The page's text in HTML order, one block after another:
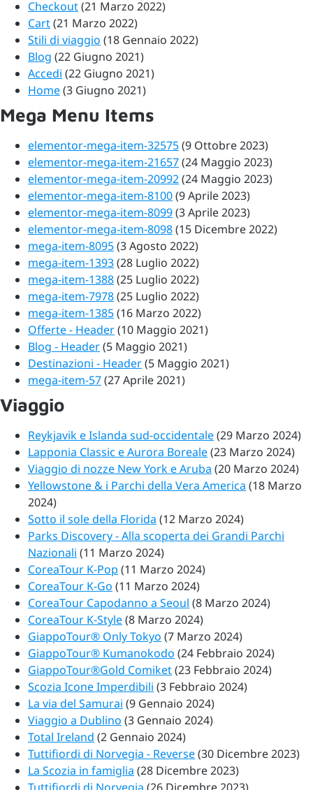
Checkout(21 Marzo 2022)
Cart(21 Marzo 2022)
Stili di viaggio (18 Gennaio 2022)
Blog (22 Giugno 2021)
Accedi (22 Giugno 2021)
Home(3 Giugno 2021)
Mega Menu Items
elementor-mega-item-32575(9 Ottobre 2023)
elementor-mega-item-21657(24 Maggio 2023)
elementor-mega-item-20992(24 Maggio 2023)
elementor-mega-item-8100(9 Aprile 2023)
elementor-mega-item-8099(3 Aprile 2023)
elementor-mega-item-8098(15 Dicembre 2022)
mega-item-8095(3 Agosto 2022)
mega-item-1393(28 Luglio 2022)
mega-item-1388(25 Luglio 2022)
mega-item-7978(25 Luglio 2022)
mega-item-1385(16 Marzo 2022)
Offerte - Header(10 Maggio 2021)
Blog - Header(5 Maggio 2021)
Destinazioni - Header(5 Maggio 2021)
mega-item-57(27 Aprile 2021)
Viaggio
Reykjavik e Islanda sud-occidentale(29 Marzo 2024)
Lapponia Classic e Aurora Boreale(23 Marzo 2024)
Viaggio di nozze New York e Aruba (20 Marzo 2024)
Yellowstone & i Parchi della Vera America (18 Marzo
2024)
Sotto il sole della Florida (12 Marzo 2024)
Parks Discovery - Alla scoperta dei Grandi Parchi
Nazionali (11 Marzo 2024)
CoreaTour K-Pop (11 Marzo 2024)
CoreaTour K-Go (11 Marzo 2024)
CoreaTour Capodanno a Seoul (8 Marzo 2024)
CoreaTour K-Style(8 Marzo 2024)
GiappoTour® Only Tokyo (7 Marzo 2024)
GiappoTour® Kumanokodo (24 Febbraio 2024)
GiappoTour®Gold Comiket(23 Febbraio 2024)
Scozia Icone Imperdibili (3 Febbraio 2024)
La via del Samurai (9 Gennaio 2024)
Viaggio a Dublino (3 Gennaio 2024)
Total Ireland (2 Gennaio 2024)
Tuttifiordi di Norvegia - Reverse(30 Dicembre 2023)
La Scozia in famiglia (28 Dicembre 2023)